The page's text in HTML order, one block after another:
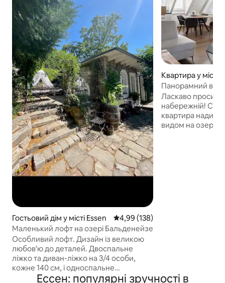
Гостьовий дім у місті Essen Середня оцінка: 4,99 з 5,
4,99 (138)
Маленький лофт на озері Бальденейзе
Особливий лофт. Дизайн із великою
любов'ю до деталей. Двоспальне
ліжко та диван-ліжко на 3/4 особи,
кожне 140 см, і односпальне
розкладне ліжко, а також 1 спальний
Квартира у
Панорамний вид
FeWo Seaside
Ласкаво
набережній!
квартира
видом на озеро
Ессен: популярні зручності в